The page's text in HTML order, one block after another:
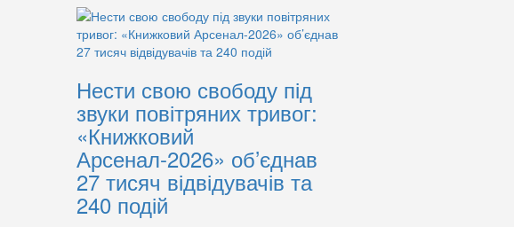
Нести свою свободу під
звуки повітряних тривог:
«Книжковий
Арсенал-2026» об’єднав
27 тисяч відвідувачів та
240 подій